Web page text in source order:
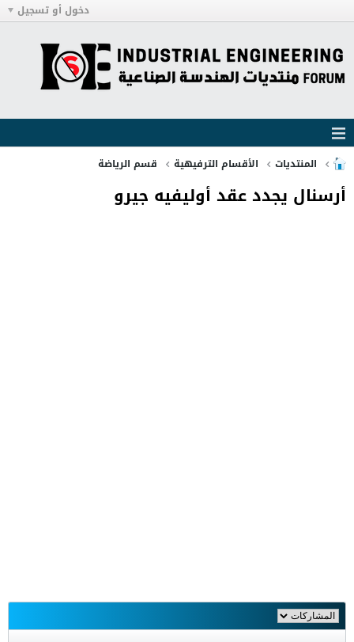
دخول أو تسجيل
المنتديات الأقسام الترفيهية قسم الرياضة
أرسنال يجدد عقد أوليفيه جيرو